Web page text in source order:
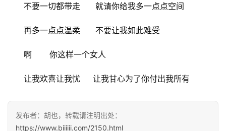
不要一切都带走      就请你给我多一点点空间
再多一点点温柔      不要让我如此难受
啊       你这样一个女人
让我欢喜让我忧     让我甘心为了你付出我所有
发布者：胡也，转载请注明出处：
https://www.biiiiii.com/2150.html